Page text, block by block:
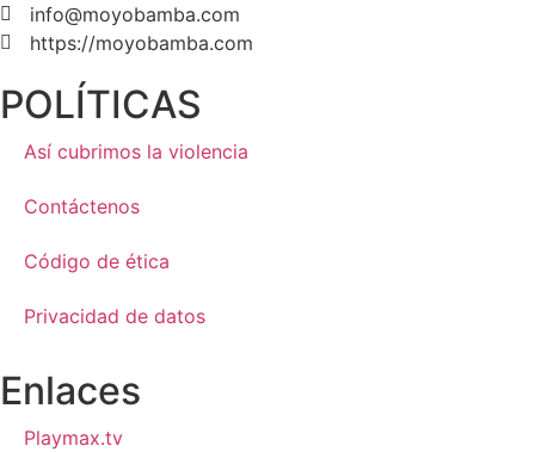
info@moyobamba.com
https://moyobamba.com
POLÍTICAS
Así cubrimos la violencia
Contáctenos
Código de ética
Privacidad de datos
Enlaces
Playmax.tv